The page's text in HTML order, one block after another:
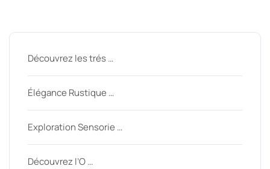
Découvrez les trés …
Élégance Rustique …
Exploration Sensorie …
Découvrez l’O …